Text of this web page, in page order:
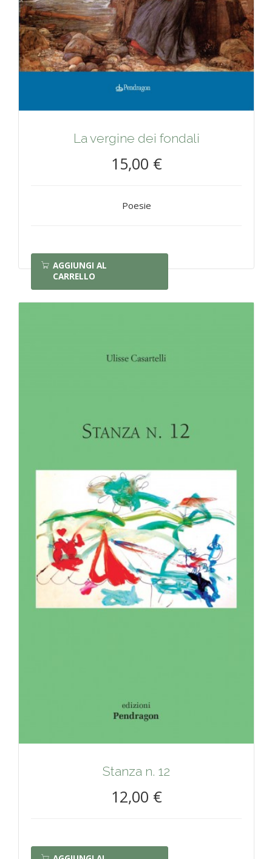
La vergine dei fondali
15,00 €
Poesie
AGGIUNGI AL
CARRELLO
Stanza n. 12
12,00 €